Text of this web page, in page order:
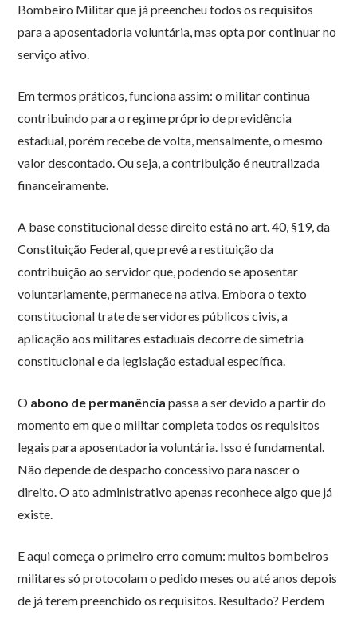
Bombeiro Militar que já preencheu todos os requisitos
para a aposentadoria voluntária, mas opta por continuar no
serviço ativo.
Em termos práticos, funciona assim: o militar continua
contribuindo para o regime próprio de previdência
estadual, porém recebe de volta, mensalmente, o mesmo
valor descontado. Ou seja, a contribuição é neutralizada
financeiramente.
A base constitucional desse direito está no art. 40, §19, da
Constituição Federal, que prevê a restituição da
contribuição ao servidor que, podendo se aposentar
voluntariamente, permanece na ativa. Embora o texto
constitucional trate de servidores públicos civis, a
aplicação aos militares estaduais decorre de simetria
constitucional e da legislação estadual específica.
O abono de permanência passa a ser devido a partir do
momento em que o militar completa todos os requisitos
legais para aposentadoria voluntária. Isso é fundamental.
Não depende de despacho concessivo para nascer o
direito. O ato administrativo apenas reconhece algo que já
existe.
E aqui começa o primeiro erro comum: muitos bombeiros
militares só protocolam o pedido meses ou até anos depois
de já terem preenchido os requisitos. Resultado? Perdem